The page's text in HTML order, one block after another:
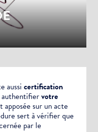
aussi certification
authentifiervotre
apposée sur unacte
sert à vérifier que
par le